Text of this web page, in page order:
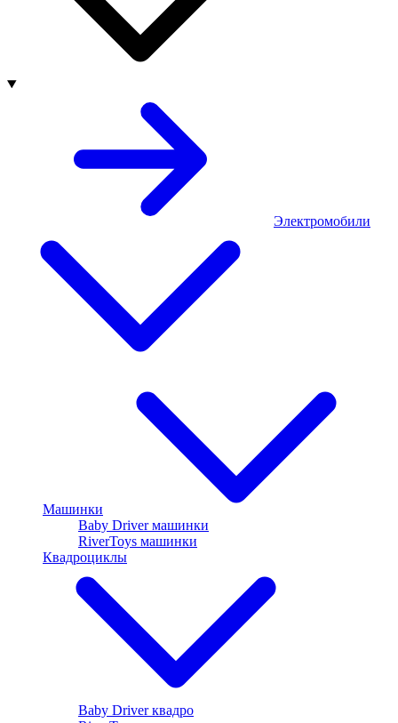
Электромобили
Машинки
Baby Driver машинки
RiverToys машинки
Квадроциклы
Baby Driver квадро